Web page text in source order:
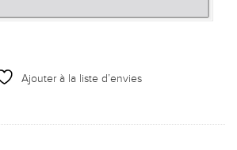
Ajouter à la liste d’envies